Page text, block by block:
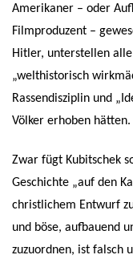
Amerikaner – oder
Filmproduzent –
Hitler, unterstellen alle
„welthistorisch
Rassendisziplin und
Völker erhoben hätten.
Zwar fügt Kubitschek
Geschichte „auf den
christlichem Entwurf
und böse, aufbauend
zuzuordnen, ist falsch